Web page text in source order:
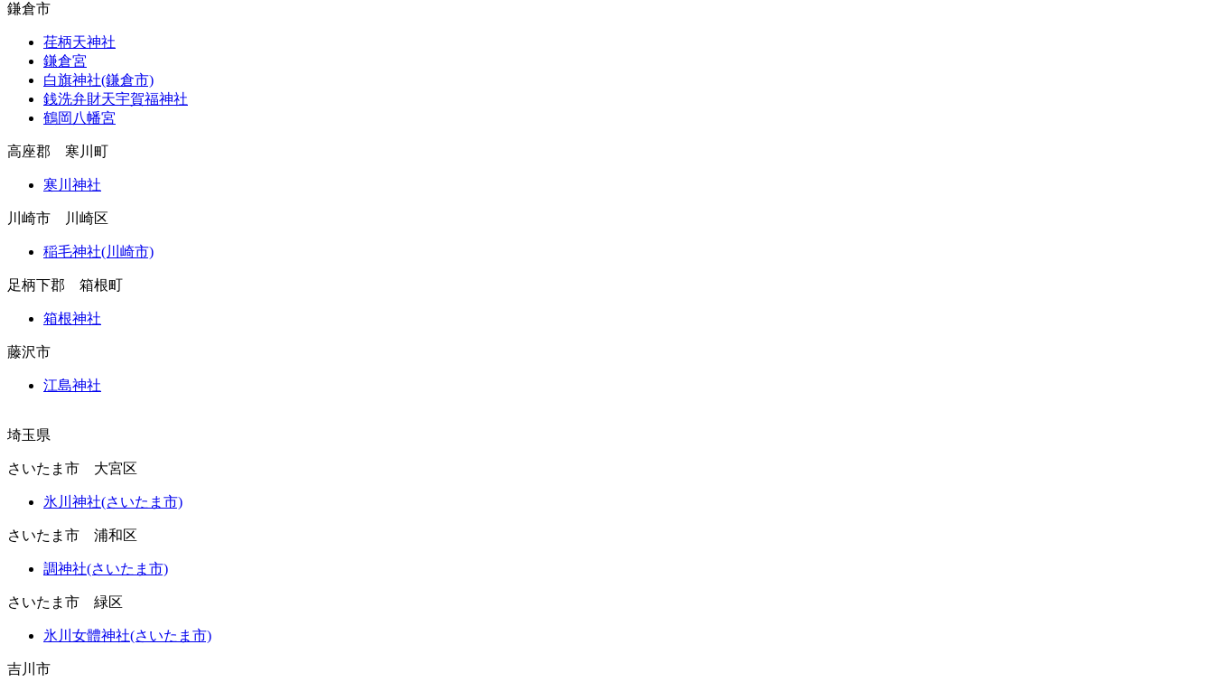
鎌倉市
荏柄天神社
鎌倉宮
白旗神社(鎌倉市)
銭洗弁財天宇賀福神社
鶴岡八幡宮
高座郡 寒川町
寒川神社
川崎市 川崎区
稲毛神社(川崎市)
足柄下郡 箱根町
箱根神社
藤沢市
江島神社
埼玉県
さいたま市 大宮区
氷川神社(さいたま市)
さいたま市 浦和区
調神社(さいたま市)
さいたま市 緑区
氷川女體神社(さいたま市)
吉川市